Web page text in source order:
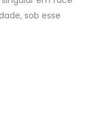
sob esse